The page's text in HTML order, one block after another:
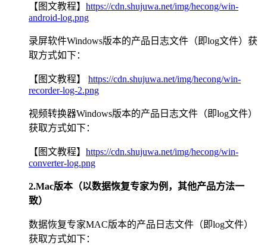
【图文教程】 https://cdn.shujuwa.net/img/hecong/win-
android-log.png
录屏软件Windows版本的产品日志文件（即log文件）获
取方式如下：
【图文教程】 https://cdn.shujuwa.net/img/hecong/win-
recorder-log-2.png
视频转换器Windows版本的产品日志文件（即log文件）
获取方式如下：
【图文教程】 https://cdn.shujuwa.net/img/hecong/win-
converter-log.png
2.Mac版本（以数据恢复专家为例，其他产品方法一
致）
数据恢复专家MAC版本的产品日志文件（即log文件）
获取方式如下：